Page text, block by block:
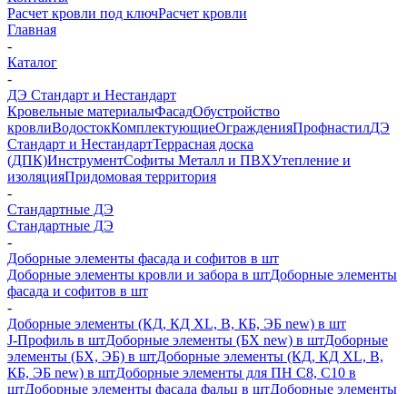
Расчет кровли под ключРасчет кровли
Главная
-
Каталог
-
ДЭ Стандарт и Нестандарт
Кровельные материалыФасадОбустройство
кровлиВодостокКомплектующиеОгражденияПрофнастилДЭ
Стандарт и НестандартТеррасная доска
(ДПК)ИнструментСофиты Металл и ПВХУтепление и
изоляцияПридомовая территория
-
Стандартные ДЭ
Стандартные ДЭ
-
Доборные элементы фасада и софитов в шт
Доборные элементы кровли и забора в штДоборные элементы
фасада и софитов в шт
-
Доборные элементы (КД, КД XL, В, КБ, ЭБ new) в шт
J-Профиль в штДоборные элементы (БХ new) в штДоборные
элементы (БХ, ЭБ) в штДоборные элементы (КД, КД XL, В,
КБ, ЭБ new) в штДоборные элементы для ПН С8, С10 в
штДоборные элементы фасада фальц в штДоборные элементы